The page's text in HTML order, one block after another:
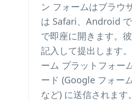
ン フォームはブラウ
は Safari、Android
で即座に開きます。
記入して提出します
ーム プラットフォー
ード (Google フォー
など) に送信されます